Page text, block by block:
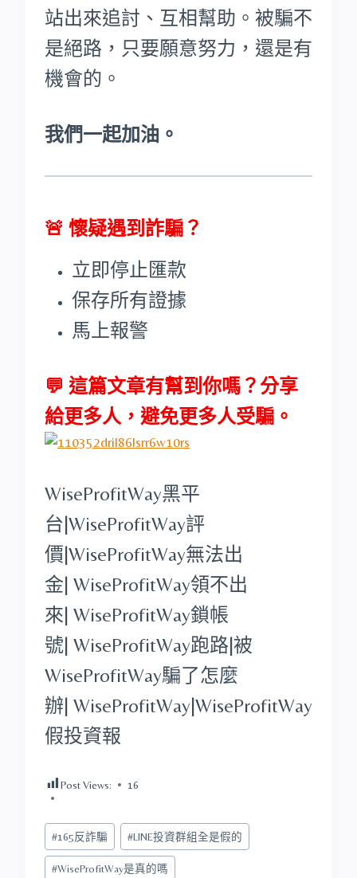
站出來追討、互相幫助。被騙不
是絕路，只要願意努力，還是有
機會的。
我們一起加油。
🚨 懷疑遇到詐騙？
立即停止匯款
保存所有證據
馬上報警
💬 這篇文章有幫到你嗎？分享
給更多人，避免更多人受騙。
WiseProfitWay黑平
台|WiseProfitWay評
價|WiseProfitWay無法出
金| WiseProfitWay領不出
來| WiseProfitWay鎖帳
號| WiseProfitWay跑路|被
WiseProfitWay騙了怎麼
辦| WiseProfitWay|WiseProfitWay
假投資報
Post Views: 16
Post
Tags:
#165反詐騙 #LINE投資群組全是假的
#WiseProfitWay是真的嗎